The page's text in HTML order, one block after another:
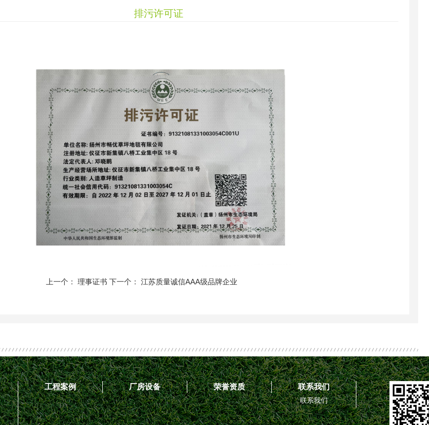
排污许可证
上一个： 理事证书 下一个： 江苏质量诚信AAA级品牌企业
工程案例 厂房设备 荣誉资质 联系我们
联系我们